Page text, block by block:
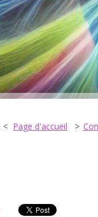
Page d'accueil